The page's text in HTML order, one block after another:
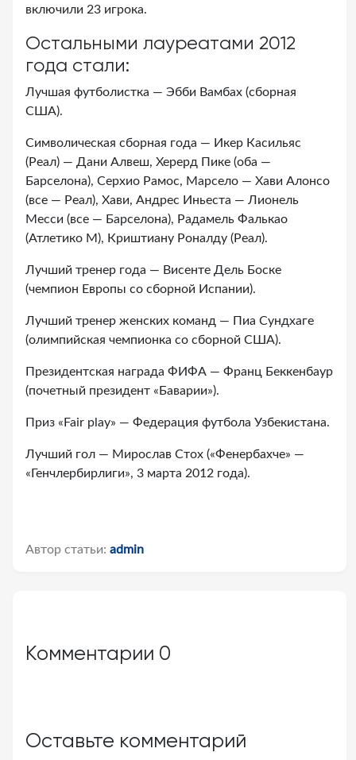
включили 23 игрока.
Остальными лауреатами 2012
года стали:
Лучшая футболистка — Эбби Вамбах (сборная
США).
Символическая сборная года — Икер Касильяс
(Реал) — Дани Алвеш, Херерд Пике (оба —
Барселона), Серхио Рамос, Марсело — Хави Алонсо
(все — Реал), Хави, Андрес Иньеста — Лионель
Месси (все — Барселона), Радамель Фалькао
(Атлетико М), Криштиану Роналду (Реал).
Лучший тренер года — Висенте Дель Боске
(чемпион Европы со сборной Испании).
Лучший тренер женских команд — Пиа Сундхаге
(олимпийская чемпионка со сборной США).
Президентская награда ФИФА — Франц Беккенбаур
(почетный президент «Баварии»).
Приз «Fair рlay» — Федерация футбола Узбекистана.
Лучший гол — Мирослав Стох («Фенербахче» —
«Генчлербирлиги», 3 марта 2012 года).
Автор статьи: admin
Комментарии 0
Оставьте комментарий